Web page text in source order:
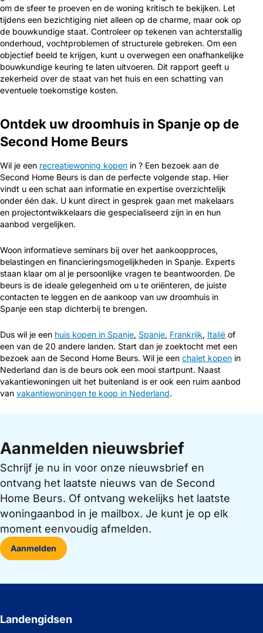
om de sfeer te proeven en de woning kritisch te bekijken. Let
tijdens een bezichtiging niet alleen op de charme, maar ook op
de bouwkundige staat. Controleer op tekenen van achterstallig
onderhoud, vochtproblemen of structurele gebreken. Om een
objectief beeld te krijgen, kunt u overwegen een onafhankelijke
bouwkundige keuring te laten uitvoeren. Dit rapport geeft u
zekerheid over de staat van het huis en een schatting van
eventuele toekomstige kosten.
Ontdek uw droomhuis in Spanje op de
Second Home Beurs
Wil je een recreatiewoning kopen in ? Een bezoek aan de
Second Home Beurs is dan de perfecte volgende stap. Hier
vindt u een schat aan informatie en expertise overzichtelijk
onder één dak. U kunt direct in gesprek gaan met makelaars
en projectontwikkelaars die gespecialiseerd zijn in en hun
aanbod vergelijken.
Woon informatieve seminars bij over het aankoopproces,
belastingen en financieringsmogelijkheden in Spanje. Experts
staan klaar om al je persoonlijke vragen te beantwoorden. De
beurs is de ideale gelegenheid om u te oriënteren, de juiste
contacten te leggen en de aankoop van uw droomhuis in
Spanje een stap dichterbij te brengen.
Dus wil je een huis kopen in Spanje, Spanje, Frankrijk, Italië of
een van de 20 andere landen. Start dan je zoektocht met een
bezoek aan de Second Home Beurs. Wil je een chalet kopen in
Nederland dan is de beurs ook een mooi startpunt. Naast
vakantiewoningen uit het buitenland is er ook een ruim aanbod
van vakantiewoningen te koop in Nederland.
Aanmelden nieuwsbrief
Schrijf je nu in voor onze nieuwsbrief en
ontvang het laatste nieuws van de Second
Home Beurs. Of ontvang wekelijks het laatste
woningaanbod in je mailbox. Je kunt je op elk
moment eenvoudig afmelden.
Aanmelden
Landengidsen